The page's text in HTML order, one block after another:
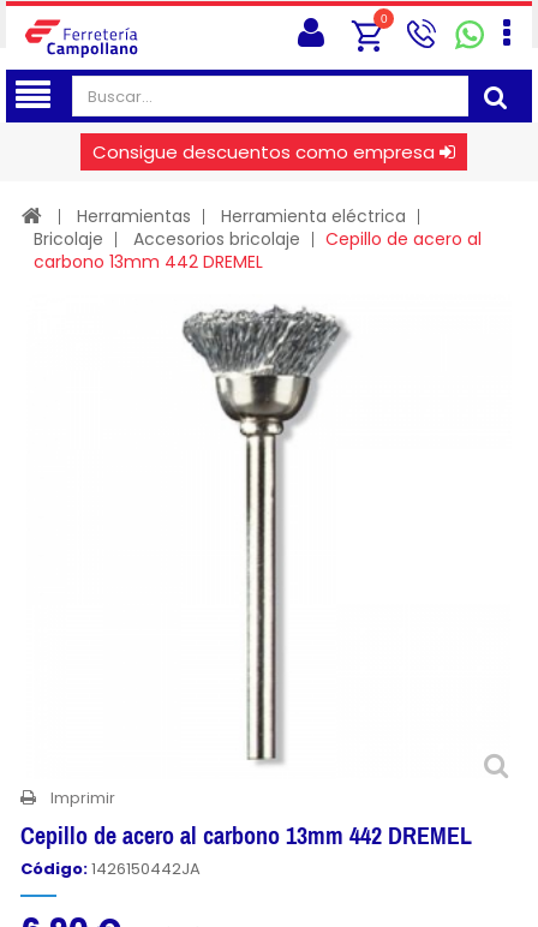
0
Consigue descuentos como empresa
Herramientas
Herramienta eléctrica
Bricolaje
Accesorios bricolaje
Cepillo de acero al
carbono 13mm 442 DREMEL
Imprimir
Cepillo de acero al carbono 13mm 442 DREMEL
Código:1426150442JA